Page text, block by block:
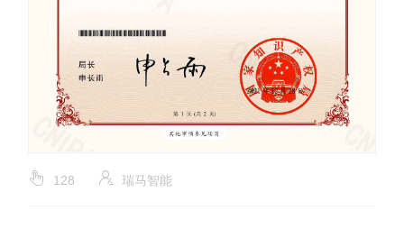
128 瑞马智能